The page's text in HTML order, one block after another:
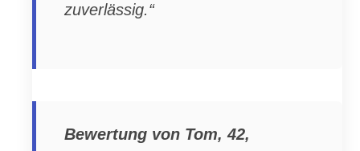
zuverlässig.“
Bewertung von Tom, 42,